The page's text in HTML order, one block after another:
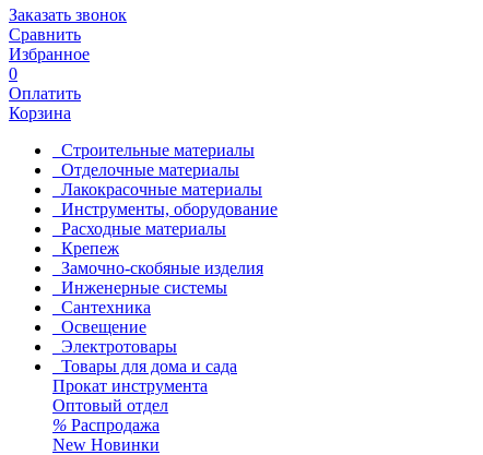
Заказать звонок
Сравнить
Избранное
0
Оплатить
Корзина
Строительные материалы
Отделочные материалы
Лакокрасочные материалы
Инструменты, оборудование
Расходные материалы
Крепеж
Замочно-скобяные изделия
Инженерные системы
Сантехника
Освещение
Электротовары
Товары для дома и сада
Прокат инструмента
Оптовый отдел
% Распродажа
New Новинки